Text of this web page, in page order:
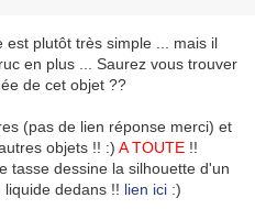
est plutôt très simple ... mais il
en plus ... Saurez vous trouver
de cet objet ??
(pas de lien réponse merci) et
objets !! :) A TOUTE !!
tasse dessine la silhouette d'un
dedans !! lien ici :)